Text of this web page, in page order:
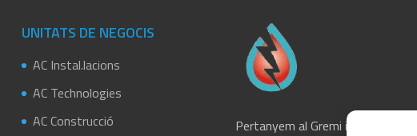
UNITATS DE NEGOCIS
AC Instal.lacions
AC Technologies
AC Construcció
Pertanyem al Gremi instal·ladors